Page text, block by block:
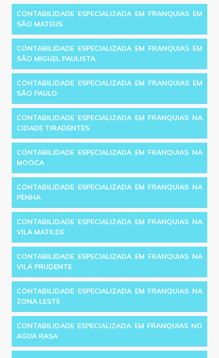
CONTABILIDADE ESPECIALIZADA EM FRANQUIAS EM
SÃO MATEUS
CONTABILIDADE ESPECIALIZADA EM FRANQUIAS EM
SÃO MIGUEL PAULISTA
CONTABILIDADE ESPECIALIZADA EM FRANQUIAS EM
SÃO PAULO
CONTABILIDADE ESPECIALIZADA EM FRANQUIAS NA
CIDADE TIRADENTES
CONTABILIDADE ESPECIALIZADA EM FRANQUIAS NA
MOOCA
CONTABILIDADE ESPECIALIZADA EM FRANQUIAS NA
PENHA
CONTABILIDADE ESPECIALIZADA EM FRANQUIAS NA
VILA MATILDE
CONTABILIDADE ESPECIALIZADA EM FRANQUIAS NA
VILA PRUDENTE
CONTABILIDADE ESPECIALIZADA EM FRANQUIAS NA
ZONA LESTE
CONTABILIDADE ESPECIALIZADA EM FRANQUIAS NO
AGUA RASA